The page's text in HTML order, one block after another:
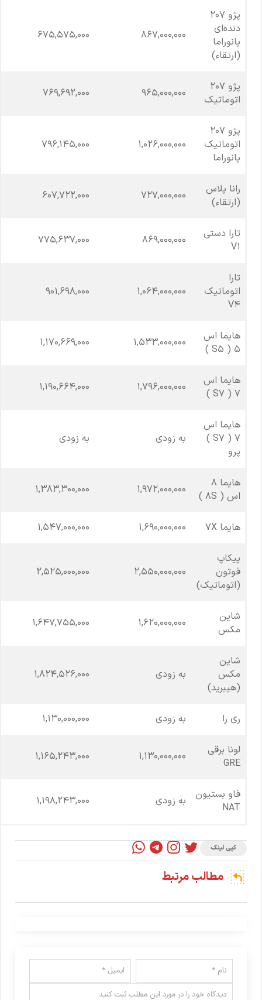
پژو 207
دنده‌ای
پانوراما
(ارتقاء)
867,000,000
675,575,000
پژو 207
اتوماتیک
965,000,000
769,692,000
پژو 207
اتوماتیک
پانوراما
1,026,000,000
796,145,000
رانا پلاس
(ارتقاء)
727,000,000
607,722,000
تارا دستی
V1
869,000,000
775,637,000
تارا
اتوماتیک
V4
1,064,000,000
901,698,000
هایما اس
5 ( S5 )
1,533,000,000
1,170,669,000
هایما اس
7 ( S7 )
1,796,000,000
1,190,664,000
هایما اس
7 ( S7 )
پرو
به زودی به زودی
هایما 8
اس ( 8S )
1,972,000,000
1,383,300,000
هایما 7X 1,690,000,000
1,547,000,000
پیکاپ
فوتون
(اتوماتیک)
2,550,000,000
2,525,000,000
شاین
مکس
1,620,000,000
1,647,755,000
شاین
مکس
(هیبرید)
به زودی 1,824,526,000
ری را به زودی 1,130,000,000
لونا برقی
GRE
1,130,000,000
1,165,243,000
فاو بستیون
NAT
به زودی 1,198,243,000
کپی لینک
مطالب مرتبط